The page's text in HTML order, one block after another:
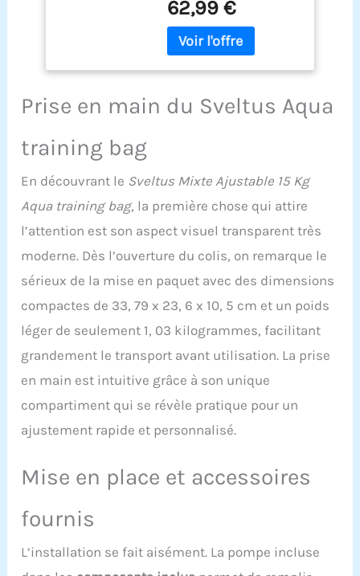
intéressantes pour les
amateurs de fitness et
les athlètes Doté de 4
Compact une fois plié
Indicateur de poids
l’extrémité. NE PAS
UTILISER AVEC DE L'EAU
SALEE (eau de mer), A
VIDER APRES CHAQUE
UTILISATION ET A NE PAS
PAR TEMPS FROID. Vendu
avec pompe.
62,99 €
Prise en main du Sveltus Aqua
training bag
En découvrant le Sveltus Mixte Ajustable 15 Kg
Aqua training bag, la première chose qui attire
l’attention est son aspect visuel transparent très
moderne. Dès l’ouverture du colis, on remarque le
sérieux de la mise en paquet avec des dimensions
compactes de 33, 79 x 23, 6 x 10, 5 cm et un poids
léger de seulement 1, 03 kilogrammes, facilitant
grandement le transport avant utilisation. La prise
en main est intuitive grâce à son unique
compartiment qui se révèle pratique pour un
ajustement rapide et personnalisé.
Mise en place et accessoires
fournis
L’installation se fait aisément. La pompe incluse